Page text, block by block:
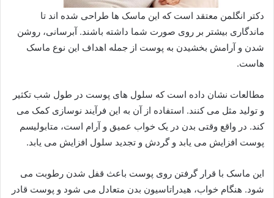
دکتر انگلمن معتقد است که این ماسک ها طراحی شده اند تا
ماندگاری بیشتر بر روی صورت شما داشته باشند. آبرسانی، روشن
شدن و آرامش بخشیدن به پوست از جمله اهداف این نوع ماسک
هاست.
مطالعات نشان داده است که سلول های پوست در طول شب تکثیر
و تولید مثل می کنند. استفاده از آن به این فرآیند نوسازی کمک می
کند. در واقع وقتی بدن در یک خواب عمیق و آرام است، متابولیسم
پوست افزایش می یابد و گردش و تجدید سلول افزایش می یابد.
این ماسک با قرار گرفتن روی پوست باعث قفل شدن رطوبت می
شود. هنگام خواب، هیدراتاسیون بدن متعادل می شود و پوست قادر